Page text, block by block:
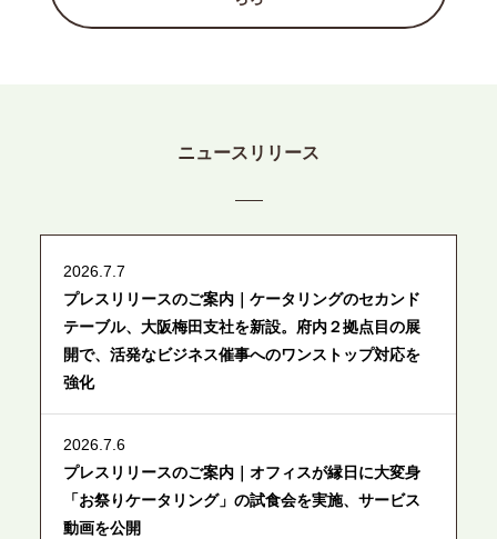
ニュースリリース
2026.7.7
プレスリリースのご案内｜ケータリングのセカンド
テーブル、大阪梅田支社を新設。府内２拠点目の展
開で、活発なビジネス催事へのワンストップ対応を
強化
2026.7.6
プレスリリースのご案内｜オフィスが縁日に大変身
「お祭りケータリング」の試食会を実施、サービス
動画を公開